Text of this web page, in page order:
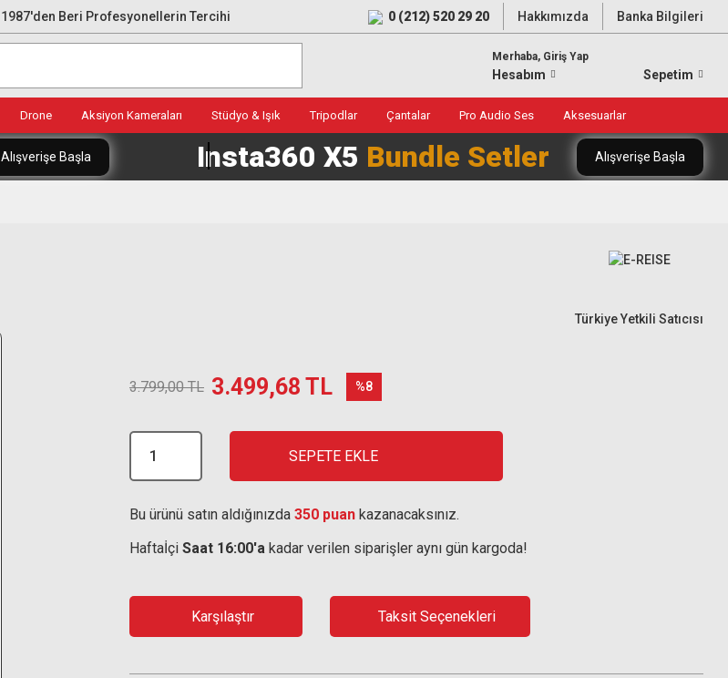
1987'den Beri Profesyonellerin Tercihi 0 (212) 520 29 20 Hakkımızda Banka Bilgileri
Merhaba, Giriş Yap
Hesabım Sepetim
Drone Aksiyon Kameraları Stüdyo & Işık Tripodlar Çantalar Pro Audio Ses Aksesuarlar
Alışverişe Başla Insta360 X5 Bundle Setler Alışverişe Başla
Türkiye Yetkili Satıcısı
3.799,00 TL 3.499,68 TL %8
SEPETE EKLE
Bu ürünü satın aldığınızda 350 puan kazanacaksınız.
Haftaİçi Saat 16:00'a kadar verilen siparişler aynı gün kargoda!
Karşılaştır Taksit Seçenekleri